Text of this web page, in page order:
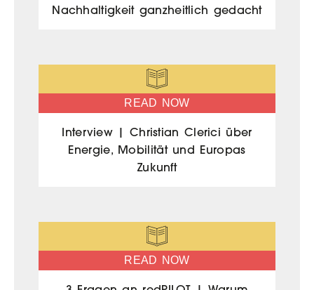
Nachhaltigkeit ganzheitlich gedacht
READ NOW
Interview | Christian Clerici über
Energie, Mobilität und Europas
Zukunft
READ NOW